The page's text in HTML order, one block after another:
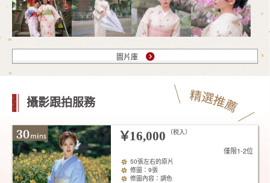
圖片庫
攝影跟拍服務
￥16,000 （税入）
僅限1-2位
50張左右的原片
修圖：9張
修圖內容：調色